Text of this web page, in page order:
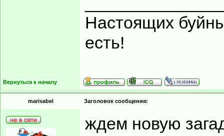
Настоящих
есть!
Вернуться к началу
marisabel Заголовок сообщения:
ждем новую